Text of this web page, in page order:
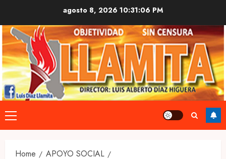
content
agosto 8, 2026 10:31:06 PM
Primary
Menu
Home
APOYO SOCIAL